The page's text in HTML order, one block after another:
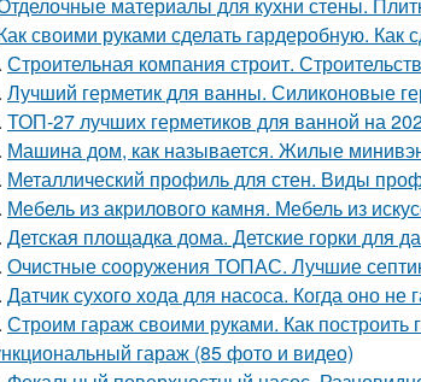
своими руками сделать гардеробную.
Строительная компания строит.
Лучший герметик для ванны. Силиконовые
ТОП-27 лучших герметиков для ванной на
Машина дом, как называется. Жилые
Металлический профиль для стен. Виды
Мебель из акрилового камня. Мебель из
Детская площадка дома. Детские горки для
Очистные сооружения ТОПАС. Лучшие
Датчик сухого хода для насоса. Когда оно
Строим гараж своими руками. Как
гараж (85 фото и видео)